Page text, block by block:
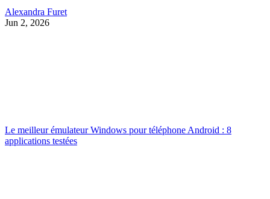
Alexandra Furet
Jun 2, 2026
Le meilleur émulateur Windows pour téléphone Android : 8
applications testées